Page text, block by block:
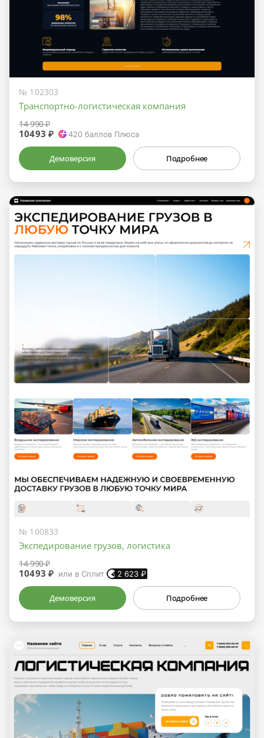
№ 102303
Транспортно-логистическая компания
14 990 ₽
10493 ₽ 420 баллов Плюса
Демоверсия Подробнее
№ 100833
Экспедирование грузов, логистика
14 990 ₽
10493 ₽ или в Сплит 2 623 ₽
Демоверсия Подробнее